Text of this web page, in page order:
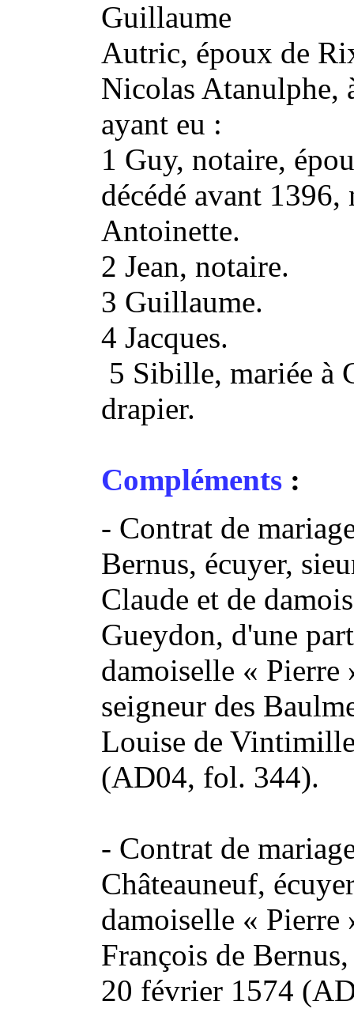
Guillaume
Autric, époux de
Nicolas Atanulphe,
ayant eu :
1 Guy, notaire,
décédé avant
Antoinette.
2 Jean, notaire.
3 Guillaume.
4 Jacques.
5 Sibille, mariée à
drapier.
Compléments :
- Contrat de
Bernus, écuyer,
Claude et de
Gueydon, d'une
damoiselle «
seigneur des
Louise de
(AD04, fol. 344).
- Contrat de
Châteauneuf,
damoiselle «
François de
20 février 1574